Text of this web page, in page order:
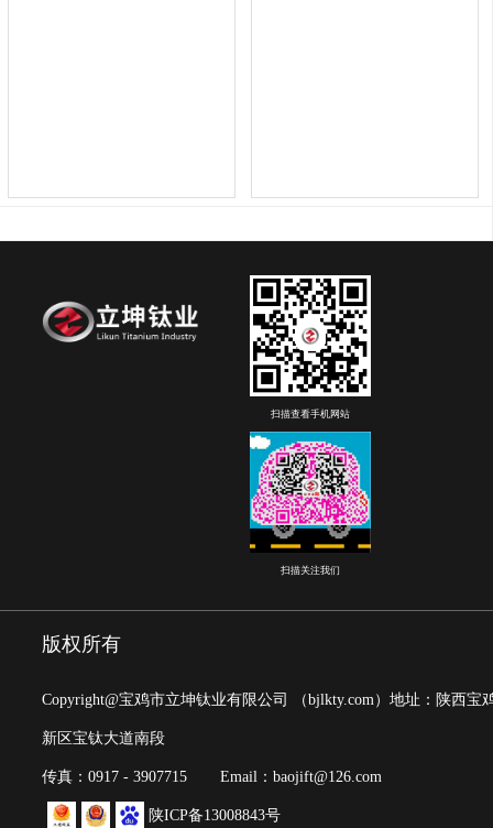
扫描查看手机网站
扫描关注我们
版权所有
Copyright@宝鸡市立坤钛业有限公司 （bjlkty.com） 地址：陕西宝
新区宝钛大道南段
传真：0917 - 3907715 Email：baojift@126.com
陕ICP备13008843号